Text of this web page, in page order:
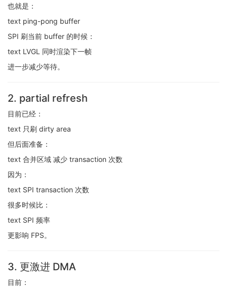
也就是：
text ping-pong buffer
SPI 刷当前 buffer 的时候：
text LVGL 同时渲染下一帧
进一步减少等待。
2. partial refresh
目前已经：
text 只刷 dirty area
但后面准备：
text 合并区域 减少 transaction 次数
因为：
text SPI transaction 次数
很多时候比：
text SPI 频率
更影响 FPS。
3. 更激进 DMA
目前：